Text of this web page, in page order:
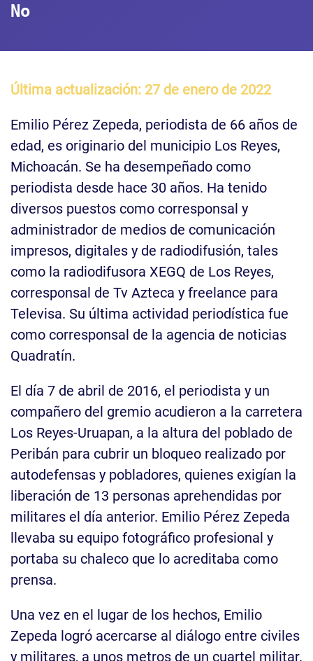
No
Última actualización: 27 de enero de 2022
Emilio Pérez Zepeda, periodista de 66 años de
edad, es originario del municipio Los Reyes,
Michoacán. Se ha desempeñado como
periodista desde hace 30 años. Ha tenido
diversos puestos como corresponsal y
administrador de medios de comunicación
impresos, digitales y de radiodifusión, tales
como la radiodifusora XEGQ de Los Reyes,
corresponsal de Tv Azteca y freelance para
Televisa. Su última actividad periodística fue
como corresponsal de la agencia de noticias
Quadratín.
El día 7 de abril de 2016, el periodista y un
compañero del gremio acudieron a la carretera
Los Reyes-Uruapan, a la altura del poblado de
Peribán para cubrir un bloqueo realizado por
autodefensas y pobladores, quienes exigían la
liberación de 13 personas aprehendidas por
militares el día anterior. Emilio Pérez Zepeda
llevaba su equipo fotográfico profesional y
portaba su chaleco que lo acreditaba como
prensa.
Una vez en el lugar de los hechos, Emilio
Zepeda logró acercarse al diálogo entre civiles
y militares, a unos metros de un cuartel militar.